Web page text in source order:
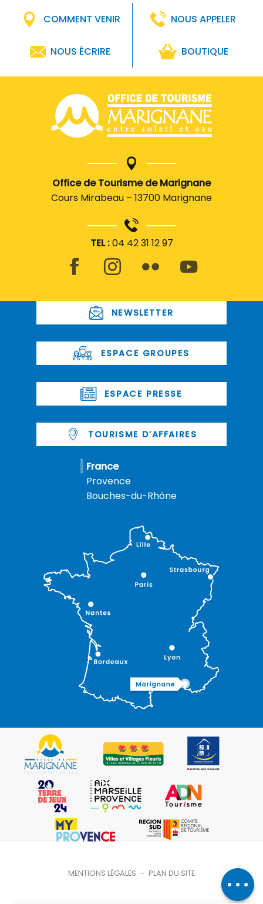
par email
COMMENT VENIR NOUS APPELER
NOUS ÉCRIRE BOUTIQUE
Office de Tourisme de Marignane
Cours Mirabeau – 13700 Marignane
TEL :04 42 31 12 97
NEWSLETTER
ESPACE GROUPES
ESPACE PRESSE
TOURISME D’AFFAIRES
France
Provence
Bouches-du-Rhône
MENTIONS LÉGALES - PLAN DU SITE